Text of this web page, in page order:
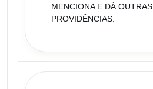
MENCIONA E DÁ OUTRAS
PROVIDÊNCIAS.